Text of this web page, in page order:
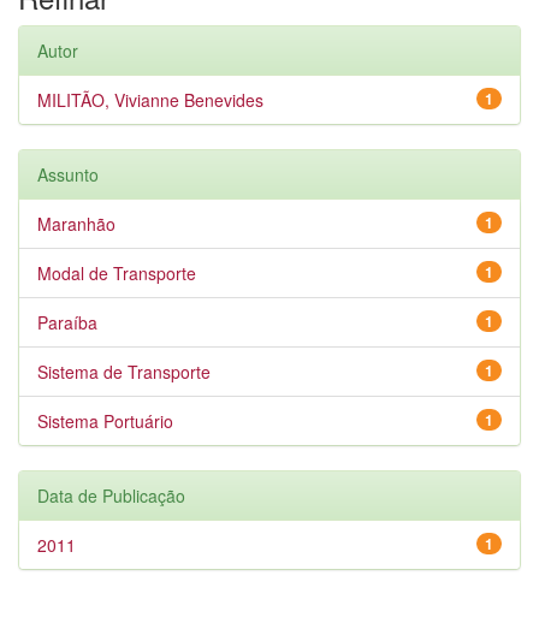
Autor
1
MILITÃO, Vivianne Benevides
Assunto
1
Maranhão
1
Modal de Transporte
1
Paraíba
1
Sistema de Transporte
1
Sistema Portuário
Data de Publicação
1
2011